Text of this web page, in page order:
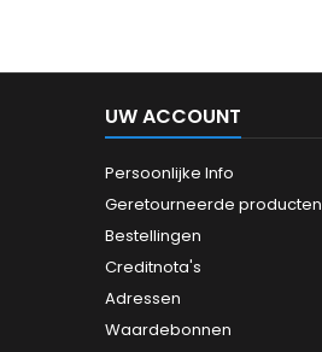
UW ACCOUNT
Persoonlijke Info
Geretourneerde producten
Bestellingen
Creditnota's
Adressen
Waardebonnen